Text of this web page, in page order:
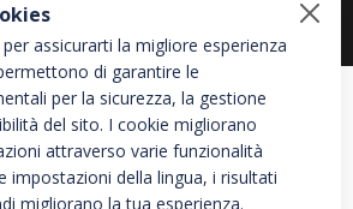
assicurarti la migliore esperienza
di garantire le
per la sicurezza, la gestione
del sito. I cookie migliorano
attraverso varie funzionalità
impostazioni della lingua, i risultati
migliorano la tua esperienza.